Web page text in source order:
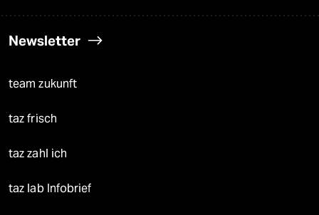
Newsletter
team zukunft
taz frisch
taz zahl ich
taz lab Infobrief